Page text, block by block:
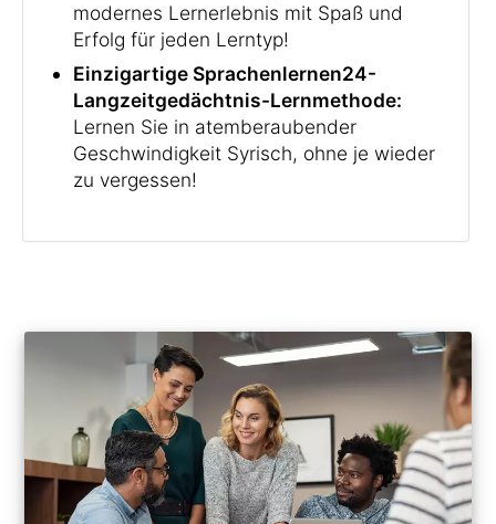
modernes Lernerlebnis mit Spaß und
Erfolg für jeden Lerntyp!
Einzigartige Sprachenlernen24-
Langzeitgedächtnis-Lernmethode:
Lernen Sie in atemberaubender
Geschwindigkeit Syrisch, ohne je wieder
zu vergessen!